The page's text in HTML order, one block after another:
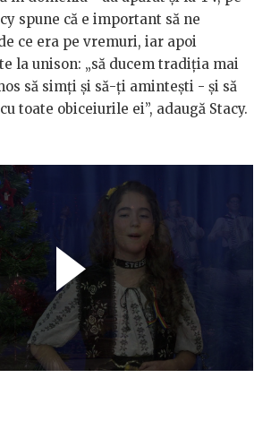
spune că e important să ne
ce era pe vremuri, iar apoi
la unison: „să ducem tradiția mai
să simți și să-ți amintești - și să
toate obiceiurile ei”, adaugă Stacy.